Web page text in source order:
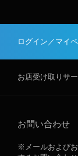
ログイン／マイ
お店受け取りサ
お問い合わせ
※メールおよび